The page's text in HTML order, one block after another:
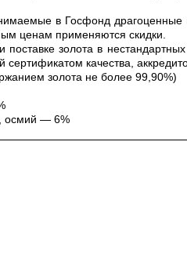
в Госфонд драгоценные
ценам применяются скидки.
золота в
сертификатом качества,
золота не более 99,90%)
осмий — 6%